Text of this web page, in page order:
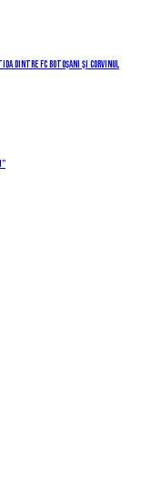
dintre FC Botoșani și Corvinul